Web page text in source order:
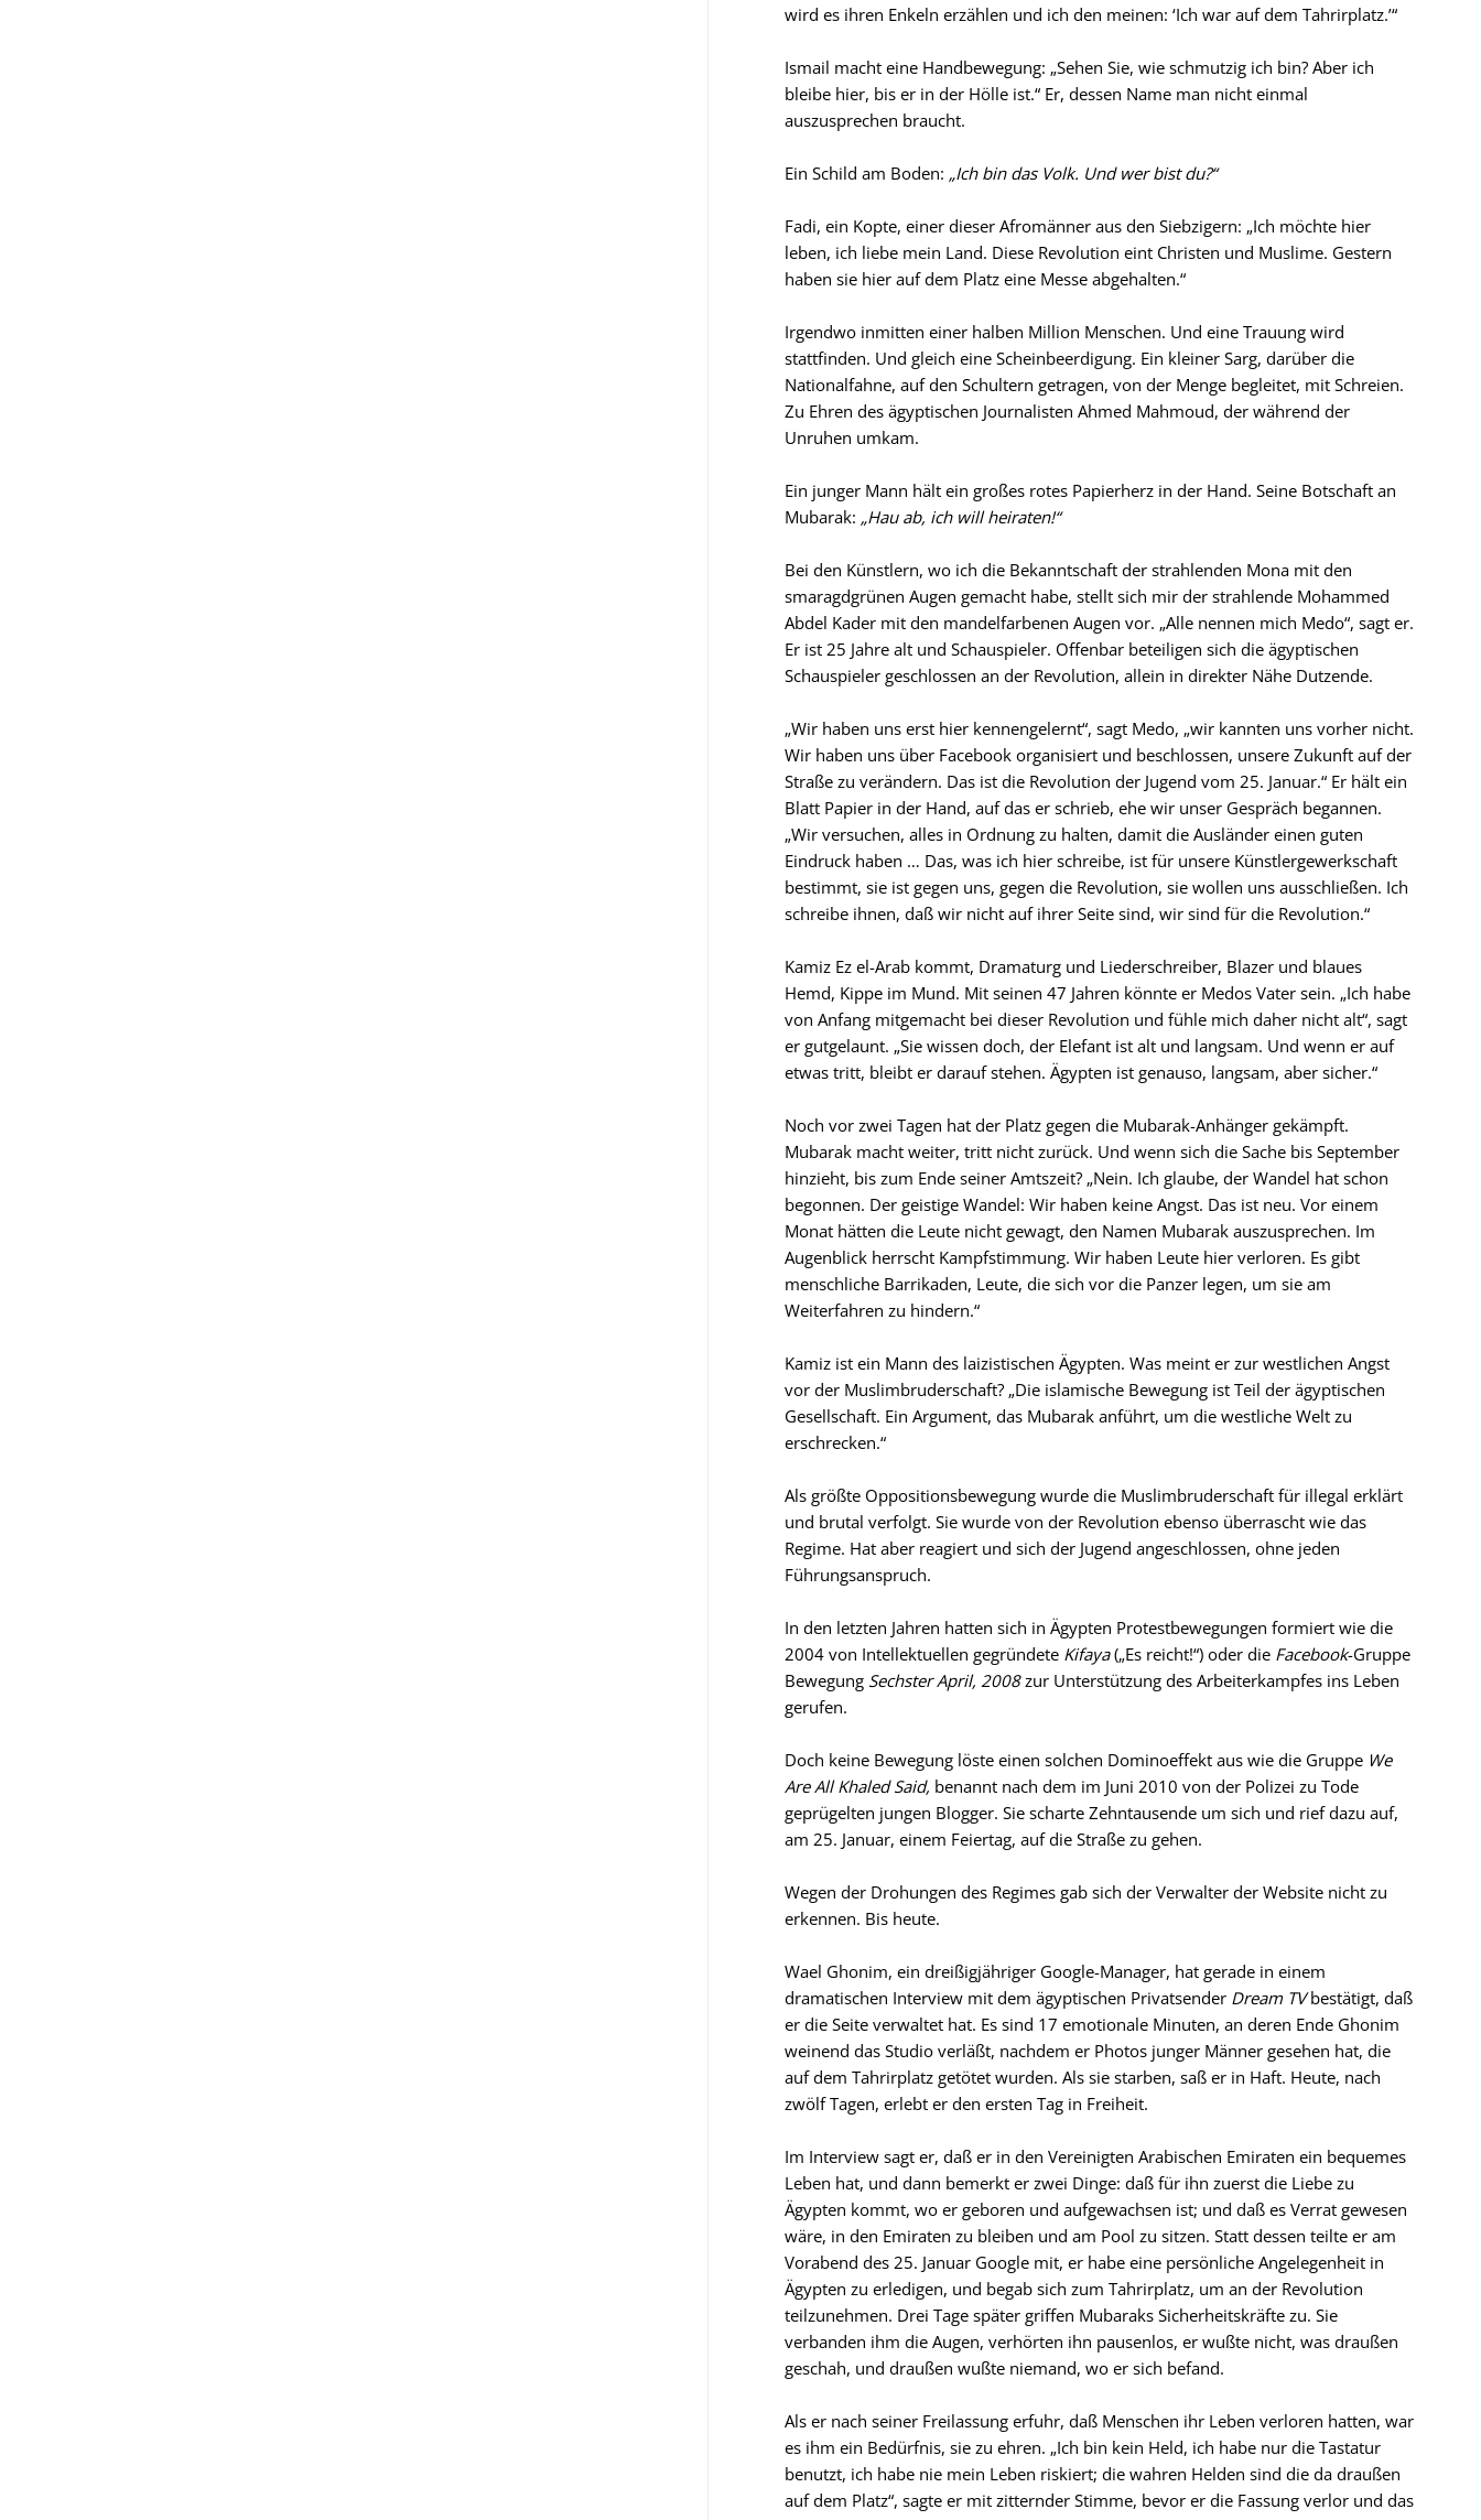
wird es ihren Enkeln erzählen und ich den meinen: ‘Ich war auf dem Tahrirplatz.’“
Ismail macht eine Handbewegung: „Sehen Sie, wie schmutzig ich bin? Aber ich
bleibe hier, bis er in der Hölle ist.“ Er, dessen Name man nicht einmal
auszusprechen braucht.
Ein Schild am Boden: „Ich bin das Volk. Und wer bist du?“
Fadi, ein Kopte, einer dieser Afromänner aus den Siebzigern: „Ich möchte hier
leben, ich liebe mein Land. Diese Revolution eint Christen und Muslime. Gestern
haben sie hier auf dem Platz eine Messe abgehalten.“
Irgendwo inmitten einer halben Million Menschen. Und eine Trauung wird
stattfinden. Und gleich eine Scheinbeerdigung. Ein kleiner Sarg, darüber die
Nationalfahne, auf den Schultern getragen, von der Menge begleitet, mit Schreien.
Zu Ehren des ägyptischen Journalisten Ahmed Mahmoud, der während der
Unruhen umkam.
Ein junger Mann hält ein großes rotes Papierherz in der Hand. Seine Botschaft an
Mubarak: „Hau ab, ich will heiraten!“
Bei den Künstlern, wo ich die Bekanntschaft der strahlenden Mona mit den
smaragdgrünen Augen gemacht habe, stellt sich mir der strahlende Mohammed
Abdel Kader mit den mandelfarbenen Augen vor. „Alle nennen mich Medo“, sagt er.
Er ist 25 Jahre alt und Schauspieler. Offenbar beteiligen sich die ägyptischen
Schauspieler geschlossen an der Revolution, allein in direkter Nähe Dutzende.
„Wir haben uns erst hier kennengelernt“, sagt Medo, „wir kannten uns vorher nicht.
Wir haben uns über Facebook organisiert und beschlossen, unsere Zukunft auf der
Straße zu verändern. Das ist die Revolution der Jugend vom 25. Januar.“ Er hält ein
Blatt Papier in der Hand, auf das er schrieb, ehe wir unser Gespräch begannen.
„Wir versuchen, alles in Ordnung zu halten, damit die Ausländer einen guten
Eindruck haben … Das, was ich hier schreibe, ist für unsere Künstlergewerkschaft
bestimmt, sie ist gegen uns, gegen die Revolution, sie wollen uns ausschließen. Ich
schreibe ihnen, daß wir nicht auf ihrer Seite sind, wir sind für die Revolution.“
Kamiz Ez el-Arab kommt, Dramaturg und Liederschreiber, Blazer und blaues
Hemd, Kippe im Mund. Mit seinen 47 Jahren könnte er Medos Vater sein. „Ich habe
von Anfang mitgemacht bei dieser Revolution und fühle mich daher nicht alt“, sagt
er gutgelaunt. „Sie wissen doch, der Elefant ist alt und langsam. Und wenn er auf
etwas tritt, bleibt er darauf stehen. Ägypten ist genauso, langsam, aber sicher.“
Noch vor zwei Tagen hat der Platz gegen die Mubarak-Anhänger gekämpft.
Mubarak macht weiter, tritt nicht zurück. Und wenn sich die Sache bis September
hinzieht, bis zum Ende seiner Amtszeit? „Nein. Ich glaube, der Wandel hat schon
begonnen. Der geistige Wandel: Wir haben keine Angst. Das ist neu. Vor einem
Monat hätten die Leute nicht gewagt, den Namen Mubarak auszusprechen. Im
Augenblick herrscht Kampfstimmung. Wir haben Leute hier verloren. Es gibt
menschliche Barrikaden, Leute, die sich vor die Panzer legen, um sie am
Weiterfahren zu hindern.“
Kamiz ist ein Mann des laizistischen Ägypten. Was meint er zur westlichen Angst
vor der Muslimbruderschaft? „Die islamische Bewegung ist Teil der ägyptischen
Gesellschaft. Ein Argument, das Mubarak anführt, um die westliche Welt zu
erschrecken.“
Als größte Oppositionsbewegung wurde die Muslimbruderschaft für illegal erklärt
und brutal verfolgt. Sie wurde von der Revolution ebenso überrascht wie das
Regime. Hat aber reagiert und sich der Jugend angeschlossen, ohne jeden
Führungsanspruch.
In den letzten Jahren hatten sich in Ägypten Protestbewegungen formiert wie die
2004 von Intellektuellen gegründete Kifaya(„Es reicht!“) oder die Facebook-Gruppe
Bewegung Sechster April, 2008zur Unterstützung des Arbeiterkampfes ins Leben
gerufen.
Doch keine Bewegung löste einen solchen Dominoeffekt aus wie die Gruppe We
Are All Khaled Said, benannt nach dem im Juni 2010 von der Polizei zu Tode
geprügelten jungen Blogger. Sie scharte Zehntausende um sich und rief dazu auf,
am 25. Januar, einem Feiertag, auf die Straße zu gehen.
Wegen der Drohungen des Regimes gab sich der Verwalter der Website nicht zu
erkennen. Bis heute.
Wael Ghonim, ein dreißigjähriger Google-Manager, hat gerade in einem
dramatischen Interview mit dem ägyptischen Privatsender Dream TVbestätigt, daß
er die Seite verwaltet hat. Es sind 17 emotionale Minuten, an deren Ende Ghonim
weinend das Studio verläßt, nachdem er Photos junger Männer gesehen hat, die
auf dem Tahrirplatz getötet wurden. Als sie starben, saß er in Haft. Heute, nach
zwölf Tagen, erlebt er den ersten Tag in Freiheit.
Im Interview sagt er, daß er in den Vereinigten Arabischen Emiraten ein bequemes
Leben hat, und dann bemerkt er zwei Dinge: daß für ihn zuerst die Liebe zu
Ägypten kommt, wo er geboren und aufgewachsen ist; und daß es Verrat gewesen
wäre, in den Emiraten zu bleiben und am Pool zu sitzen. Statt dessen teilte er am
Vorabend des 25. Januar Google mit, er habe eine persönliche Angelegenheit in
Ägypten zu erledigen, und begab sich zum Tahrirplatz, um an der Revolution
teilzunehmen. Drei Tage später griffen Mubaraks Sicherheitskräfte zu. Sie
verbanden ihm die Augen, verhörten ihn pausenlos, er wußte nicht, was draußen
geschah, und draußen wußte niemand, wo er sich befand.
Als er nach seiner Freilassung erfuhr, daß Menschen ihr Leben verloren hatten, war
es ihm ein Bedürfnis, sie zu ehren. „Ich bin kein Held, ich habe nur die Tastatur
benutzt, ich habe nie mein Leben riskiert; die wahren Helden sind die da draußen
auf dem Platz“, sagte er mit zitternder Stimme, bevor er die Fassung verlor und das